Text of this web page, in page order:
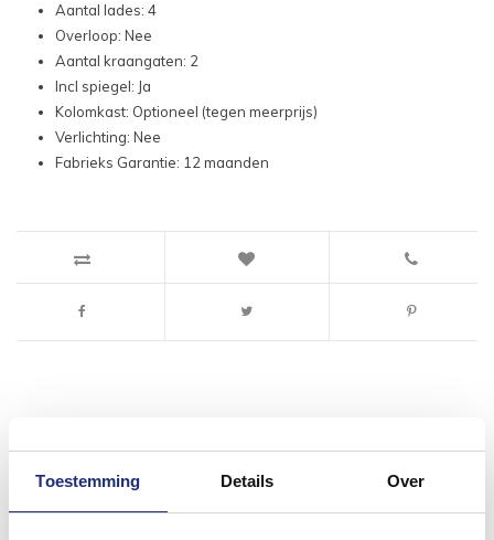
Toestemming Details Over
Aantal lades: 4
Overloop: Nee
Aantal kraangaten: 2
Incl spiegel: Ja
Kolomkast: Optioneel (tegen meerprijs)
Verlichting: Nee
Fabrieks Garantie: 12 maanden
#mijndroombadkamer
badkamer op Instagram met #mijndroombadkamer